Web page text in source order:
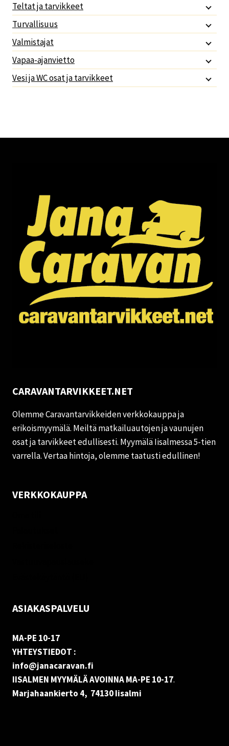
Teltat ja tarvikkeet
Turvallisuus
Valmistajat
Vapaa-ajanvietto
Vesi ja WC osat ja tarvikkeet
CARAVANTARVIKKEET.NET
Olemme Caravantarvikkeiden verkkokauppa ja
erikoismyymälä. Meiltä matkailuautojen ja vaunujen
osat ja tarvikkeet edullisesti. Myymälä Iisalmessa 5-tien
varrella. Vertaa hintoja, olemme taatusti edullinen!
VERKKOKAUPPA
ASIAKASPALVELU
MA-PE 10-17
YHTEYSTIEDOT :
info@janacaravan.fi
IISALMEN MYYMÄLÄ AVOINNA MA-PE 10-17.
Marjahaankierto 4, 74130 Iisalmi